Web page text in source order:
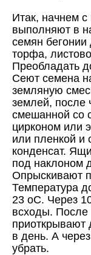
Итак, начнем
выполняют в
семян бегонии
торфа,
Преобладать
Сеют семена
земляную
землей, после
смешанной со
цирконом или
или пленкой и
конденсат.
под наклоном
Опрыскивают
Температура
23 оС. Через
всходы. После
приоткрывают
в день. А
убрать.